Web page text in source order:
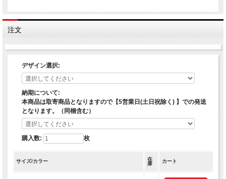
11.ビションフリーゼ
12.シェパード
13.ゴールデンレトリバー
14.プードル
15.ドーベルマン
16.ダックスフンド
【サイズ】
フリーサイズ／男女兼用
【組成】
ポリエステル55% ナイロン35% ポリウレタン10%
【ご注意】
ございます。
注文
デザイン選択:
納期について:
本商品は取寄商品となりますので【5営業日(土日祝除く) 】での発送
となります。（同梱含む）
購入数: 枚
サイズ/カラー
在
庫
カート